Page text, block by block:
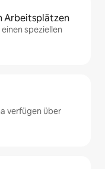
Arbeitsplätzen
speziellen
verfügen über